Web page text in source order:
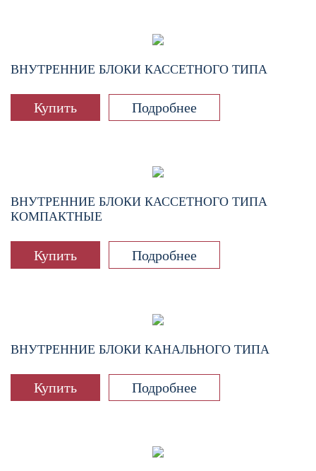
ВНУТРЕННИЕ БЛОКИ КАССЕТНОГО ТИПА
Купить Подробнее
ВНУТРЕННИЕ БЛОКИ КАССЕТНОГО ТИПА
КОМПАКТНЫЕ
Купить Подробнее
ВНУТРЕННИЕ БЛОКИ КАНАЛЬНОГО ТИПА
Купить Подробнее